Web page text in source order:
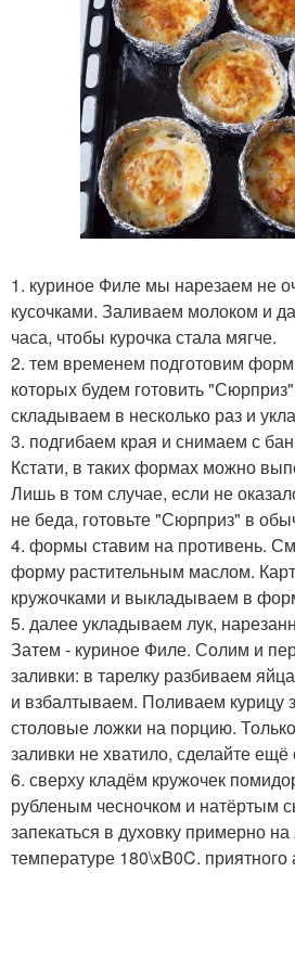
1. куриное Филе мы нарезаем не
кусочками. Заливаем молоком и
часа, чтобы курочка стала мягче.
2. тем временем подготовим
которых будем готовить
складываем в несколько раз и
3. подгибаем края и снимаем с
Кстати, в таких формах можно
Лишь в том случае, если не
не беда, готовьте "Сюрприз" в
4. формы ставим на противень.
форму растительным маслом.
кружочками и выкладываем в
5. далее укладываем лук,
Затем - куриное Филе. Солим и
заливки: в тарелку разбиваем
и взбалтываем. Поливаем курицу
столовые ложки на порцию.
заливки не хватило, сделайте
6. сверху кладём кружочек
рубленым чесночком и натёртым
запекаться в духовку примерно
температуре 180\xB0C. приятного